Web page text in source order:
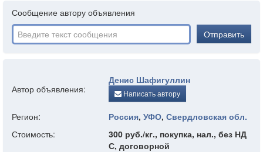
Сообщение автору объявления
Отправить
Автор объявления:
Денис Шафигуллин
Написать автору
Регион: Россия, УФО, Свердловская обл.
Стоимость:
300 руб./кг., покупка, нал., без НД
С, договорной